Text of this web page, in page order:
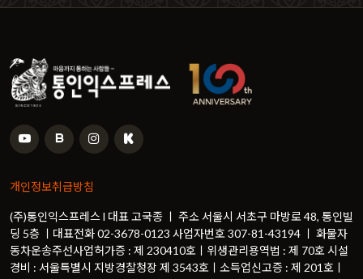
개인정보취급방침
(주)통인익스프레스 l 대표 고국종 ㅣ 주소 서울시 서초구 마방로 48, 통인빌
딩 5층 ㅣ대표전화 02-3678-0123 사업자번호 307-81-43194 ㅣ 화물자
동차운송주선사업허가증 : 제 230410호ㅣ위생관리용역법 : 제 70호 시설
경비 : 서울특별시 지방경찰청장 제 3543호ㅣ소득업신고증 : 제 201호ㅣ